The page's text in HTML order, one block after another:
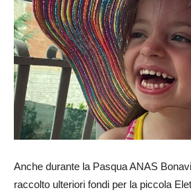
Anche durante la Pasqua ANAS
raccolto ulteriori fondi per la piccola